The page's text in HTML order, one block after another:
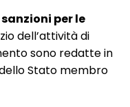
per le
dell’attività di
sono redatte in
Stato membro